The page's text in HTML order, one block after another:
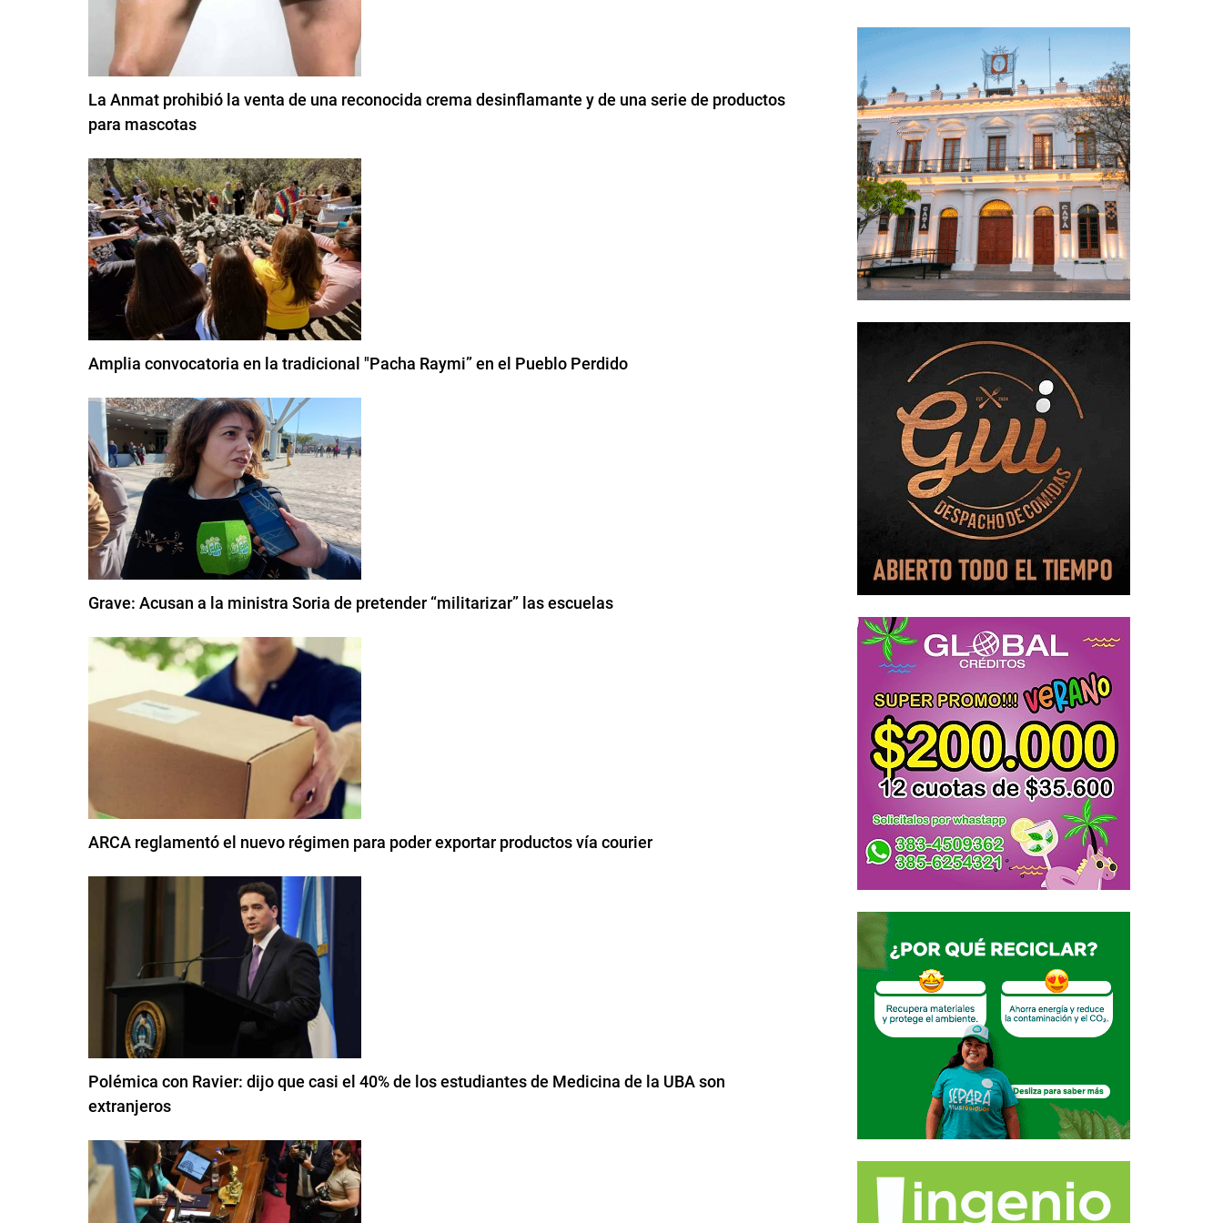
La Anmat prohibió la venta de una reconocida crema desinflamante y de una serie de productos
para mascotas
Amplia convocatoria en la tradicional "Pacha Raymi” en el Pueblo Perdido
Grave: Acusan a la ministra Soria de pretender “militarizar” las escuelas
ARCA reglamentó el nuevo régimen para poder exportar productos vía courier
Polémica con Ravier: dijo que casi el 40% de los estudiantes de Medicina de la UBA son
extranjeros